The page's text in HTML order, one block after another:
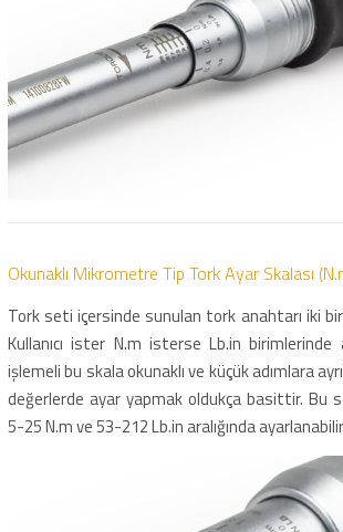
Okunaklı Mikrometre Tip Tork Ayar Skalası
Tork seti içersinde sunulan tork anahtarı iki
Kullanıcı ister N.m isterse Lb.in birimlerinde
işlemeli bu skala okunaklı ve küçük adımlara
değerlerde ayar yapmak oldukça basittir. Bu
5-25 N.m ve 53-212 Lb.in aralığında